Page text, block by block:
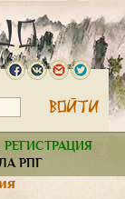
РЕГИСТРАЦИЯ
РПГ